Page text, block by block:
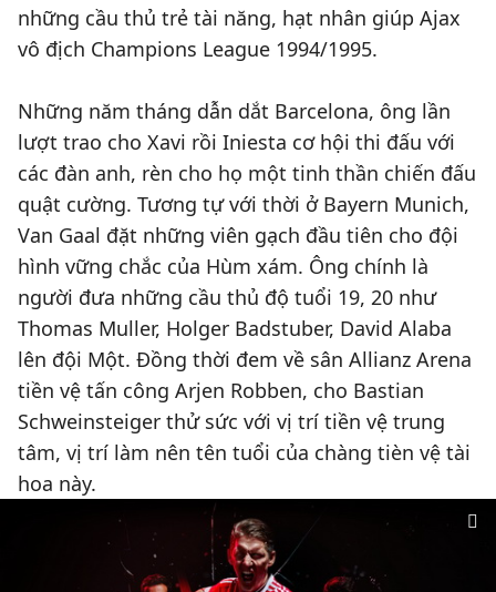
những cầu thủ trẻ tài năng, hạt nhân giúp Ajax
vô địch Champions League 1994/1995.
Những năm tháng dẫn dắt Barcelona, ông lần
lượt trao cho Xavi rồi Iniesta cơ hội thi đấu với
các đàn anh, rèn cho họ một tinh thần chiến đấu
quật cường. Tương tự với thời ở Bayern Munich,
Van Gaal đặt những viên gạch đầu tiên cho đội
hình vững chắc của Hùm xám. Ông chính là
người đưa những cầu thủ độ tuổi 19, 20 như
Thomas Muller, Holger Badstuber, David Alaba
lên đội Một. Đồng thời đem về sân Allianz Arena
tiền vệ tấn công Arjen Robben, cho Bastian
Schweinsteiger thử sức với vị trí tiền vệ trung
tâm, vị trí làm nên tên tuổi của chàng tièn vệ tài
hoa này.